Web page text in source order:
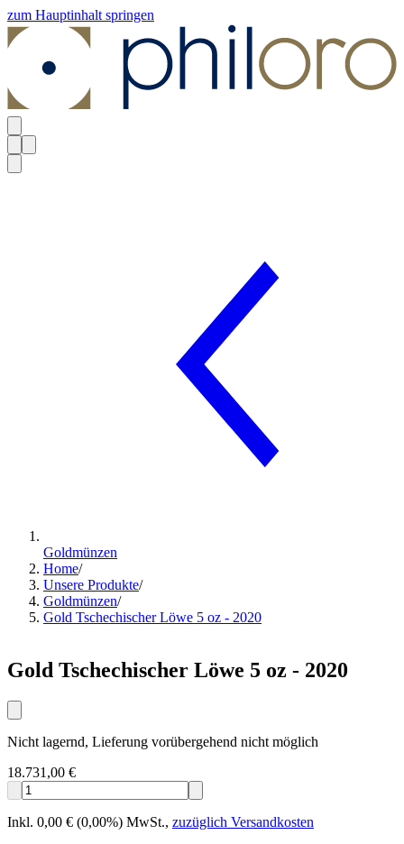
zum Hauptinhalt springen
Goldmünzen
Home/
Unsere Produkte/
Goldmünzen/
Gold Tschechischer Löwe 5 oz - 2020
Gold Tschechischer Löwe 5 oz - 2020
Nicht lagernd, Lieferung vorübergehend nicht möglich
18.731,00 €
Inkl. 0,00 € (0,00%) MwSt., zuzüglich Versandkosten